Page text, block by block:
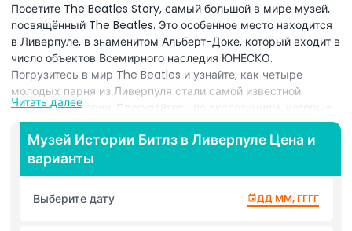
Посетите The Beatles Story, самый большой в мире музей,
посвящённый The Beatles. Это особенное место находится
в Ливерпуле, в знаменитом Альберт-Доке, который входит в
число объектов Всемирного наследия ЮНЕСКО.
Погрузитесь в мир The Beatles и узнайте, как четыре
молодых парня из Ливерпуля стали самой известной
группой в истории. Прогуляйтесь по экспозициям, которые
показывают их путь от небольшой местной группы до
мировых суперзвёзд. Увидьте удивительные предметы,
такие как их настоящие инструменты, костюмы и личные
вещи. Изучите места, важные для их истории, такие как
The Cavern Club, Abbey Road Studios и их первые дома.
Этот опыт интерактивен и интересен для всех возрастов. Вы
Читать далее
Музей Истории Битлз в Ливерпуле Цена и
варианты
Выберите дату ДД ММ, ГГГГ